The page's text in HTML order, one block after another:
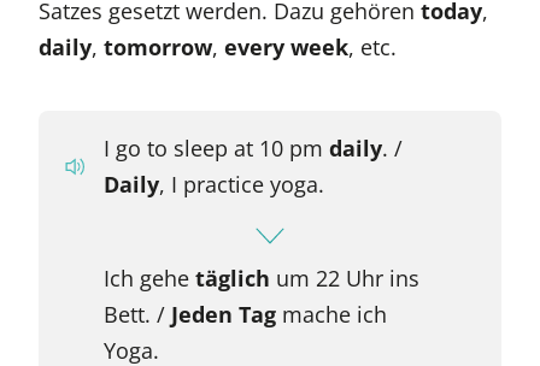
Satzes gesetzt werden. Dazu gehören today,
daily, tomorrow, every week, etc.
I go to sleep at 10 pm daily. /
Daily, I practice yoga.
Ich gehe täglich um 22 Uhr ins
Bett. / Jeden Tagmache ich
Yoga.